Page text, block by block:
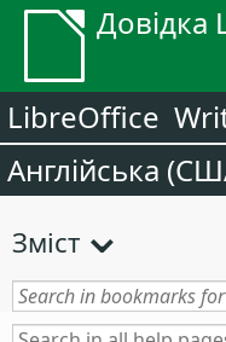
Довідка
LibreOffice
Англійська
Зміст